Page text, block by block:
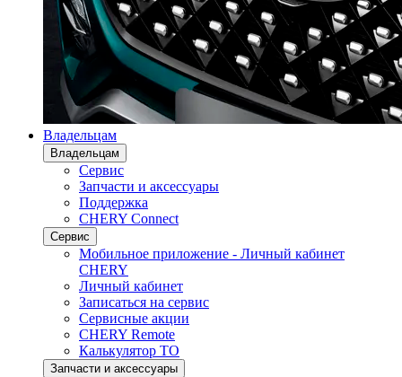
Владельцам
Владельцам
Сервис
Запчасти и аксессуары
Поддержка
CHERY Connect
Сервис
Мобильное приложение - Личный кабинет
CHERY
Личный кабинет
Записаться на сервис
Сервисные акции
CHERY Remote
Калькулятор ТО
Запчасти и аксессуары